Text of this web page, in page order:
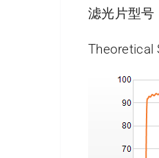
滤光片型号
Theoretical